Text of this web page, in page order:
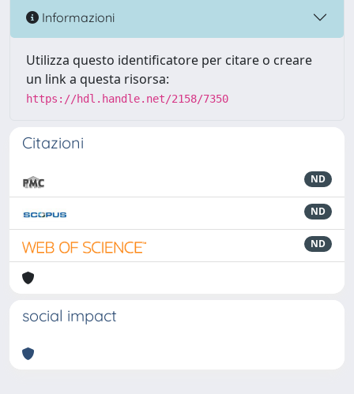
Informazioni
Utilizza questo identificatore per citare o creare
un link a questa risorsa:
https://hdl.handle.net/2158/7350
Citazioni
ND
ND
ND
social impact